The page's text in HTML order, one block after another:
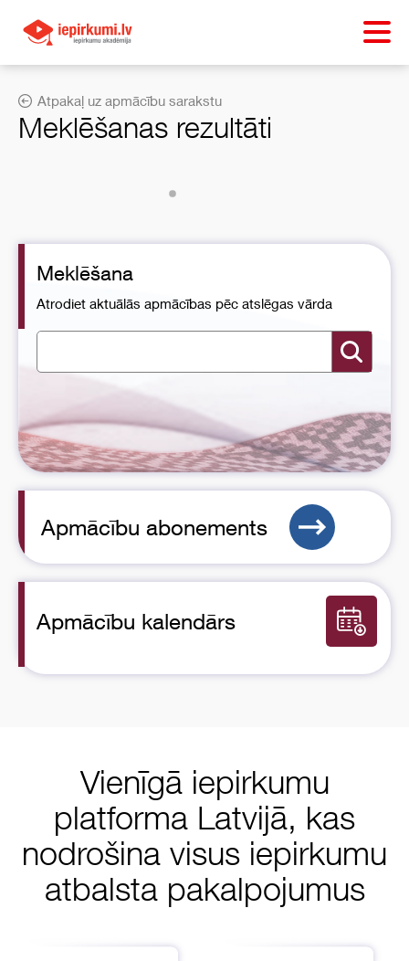
Atpakaļ uz apmācību sarakstu
Meklēšanas rezultāti
Meklēšana
Atrodiet aktuālās apmācības pēc atslēgas vārda
Apmācību abonements
Apmācību kalendārs
Vienīgā iepirkumu
platforma Latvijā, kas
nodrošina visus iepirkumu
atbalsta pakalpojumus